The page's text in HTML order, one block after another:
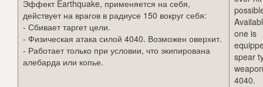
one is
spear
4040.
Эффект Earthquake, применяется на себя,
действует на врагов в радиусе 150 вокруг себя:
- Сбивает таргет цели.
- Физическая атака силой 4040. Возможен оверхит.
- Работает только при условии, что экипирована
алебарда или копье.